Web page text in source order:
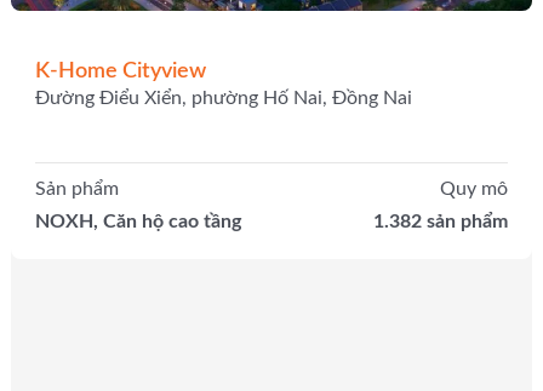
K-Home Cityview
Đường Điểu Xiển, phường Hố Nai, Đồng Nai
Sản phẩm
NOXH, Căn hộ cao tầng
Quy mô
1.382 sản phẩm